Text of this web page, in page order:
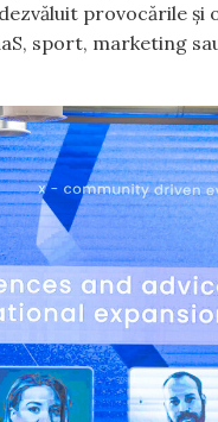
provocările
sport, marketing